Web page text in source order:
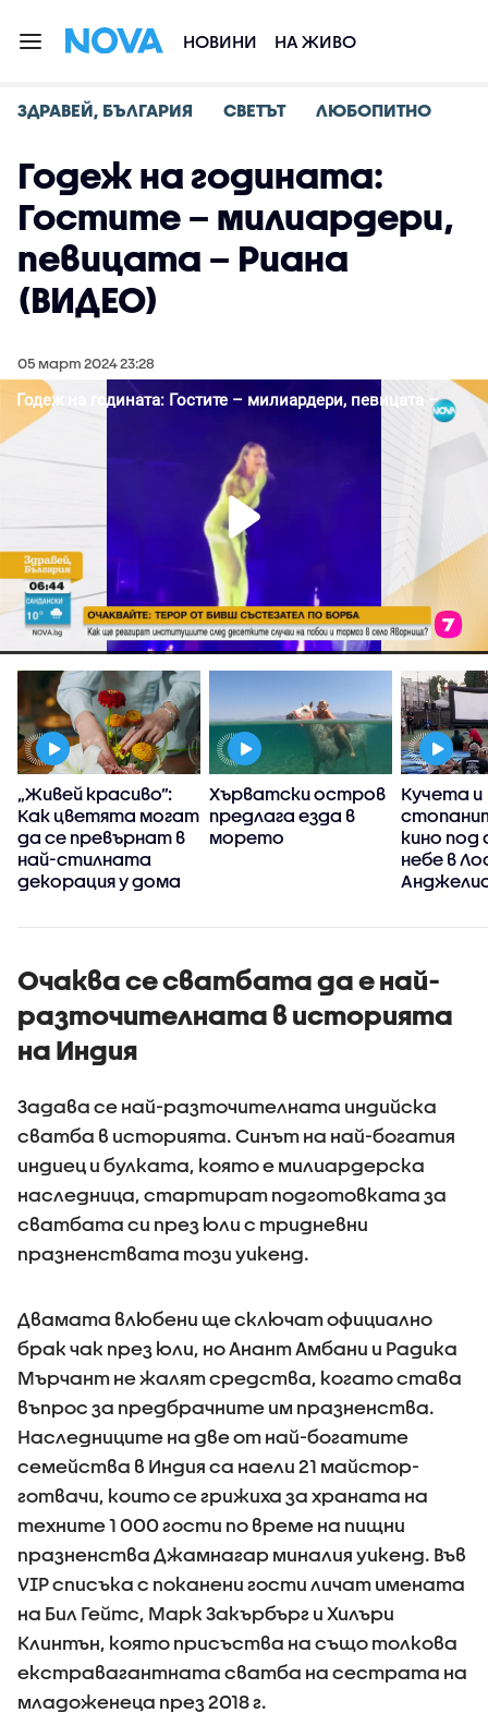
НОВИНИ НА ЖИВО
ЗДРАВЕЙ, БЪЛГАРИЯ СВЕТЪТ ЛЮБОПИТНО
Годеж на годината:
Гостите – милиардери,
певицата – Риана
(ВИДЕО)
05 март 2024 23:28
„Живей красиво”:
Как цветята могат
да се превърнат в
най-стилната
декорация у дома
Хърватски остров
предлага езда в
морето
Кучета и
кино
небе в
Очаква се сватбата да е най-
разточителната в историята
на Индия
Задава се най-разточителната индийска
сватба в историята. Синът на най-богатия
индиец и булката, която е милиардерска
наследница, стартират подготовката за
сватбата си през юли с тридневни
празненствата този уикенд.
Двамата влюбени ще сключат официално
брак чак през юли, но Анант Амбани и Радика
Мърчант не жалят средства, когато става
въпрос за предбрачните им празненства.
Наследниците на две от най-богатите
семейства в Индия са наели 21 майстор-
готвачи, които се грижиха за храната на
техните 1 000 гости по време на пищни
празненства Джамнагар миналия уикенд. Във
VIP списъка с поканени гости личат имената
на Бил Гейтс, Марк Закърбърг и Хилъри
Клинтън, която присъства на също толкова
екстравагантната сватба на сестрата на
младоженеца през 2018 г.